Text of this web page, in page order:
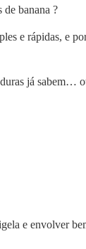
banana ?
e rápidas, e
já sabem…
e envolver